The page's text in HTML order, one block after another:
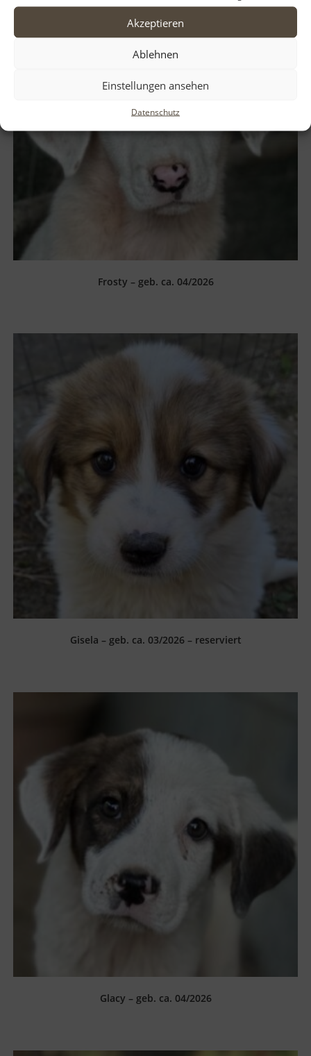
Akzeptieren
Ablehnen
Einstellungen ansehen
Datenschutz
Frosty – geb. ca. 04/2026
Gisela – geb. ca. 03/2026 – reserviert
Glacy – geb. ca. 04/2026